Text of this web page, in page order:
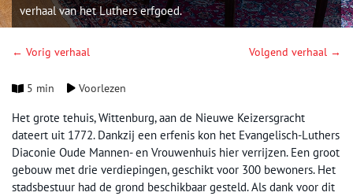
verhaal van het Luthers erfgoed.
← Vorig verhaal Volgend verhaal →
5 min Voorlezen
Het grote tehuis, Wittenburg, aan de Nieuwe Keizersgracht
dateert uit 1772. Dankzij een erfenis kon het Evangelisch-Luthers
Diaconie Oude Mannen- en Vrouwenhuis hier verrijzen. Een groot
gebouw met drie verdiepingen, geschikt voor 300 bewoners. Het
stadsbestuur had de grond beschikbaar gesteld. Als dank voor dit